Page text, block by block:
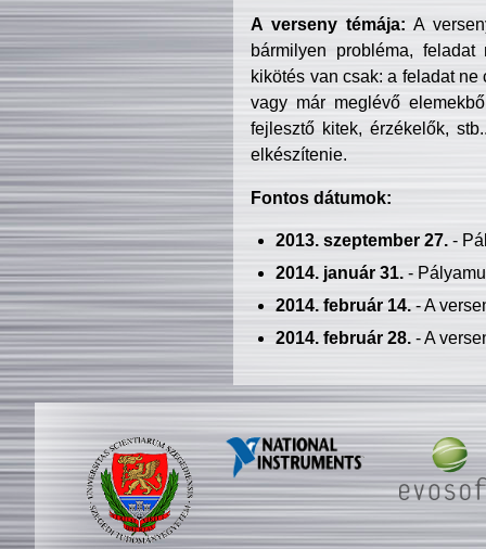
A verseny témája: A
bármilyen probléma, feladat
kikötés van csak: a feladat
vagy már meglévő
fejlesztő kitek, érzékelők,
elkészítenie.
Fontos dátumok:
2013. szeptember 27.-
2014. január 31.-
2014. február 14.- A
2014. február 28.- A